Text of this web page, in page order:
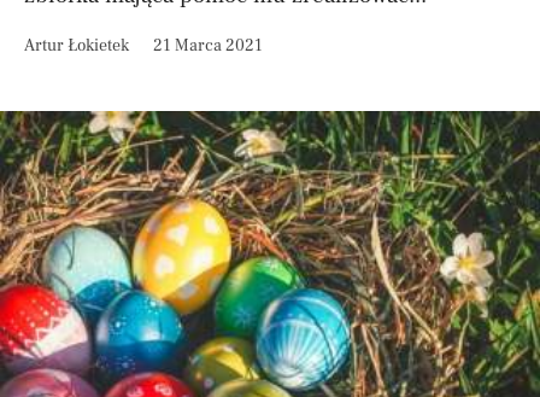
Artur Łokietek 21 Marca 2021